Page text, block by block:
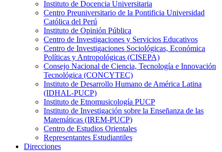
Instituto de Docencia Universitaria
Centro Preuniversitario de la Pontificia Universidad
Católica del Perú
Instituto de Opinión Pública
Centro de Investigaciones y Servicios Educativos
Centro de Investigaciones Sociológicas, Económica
Políticas y Antropológicas (CISEPA)
Consejo Nacional de Ciencia, Tecnología e Innovación
Tecnológica (CONCYTEC)
Instituto de Desarrollo Humano de América Latina
(IDHAL-PUCP)
Instituto de Etnomusicología PUCP
Instituto de Investigación sobre la Enseñanza de las
Matemáticas (IREM-PUCP)
Centro de Estudios Orientales
Representantes Estudiantiles
Direcciones